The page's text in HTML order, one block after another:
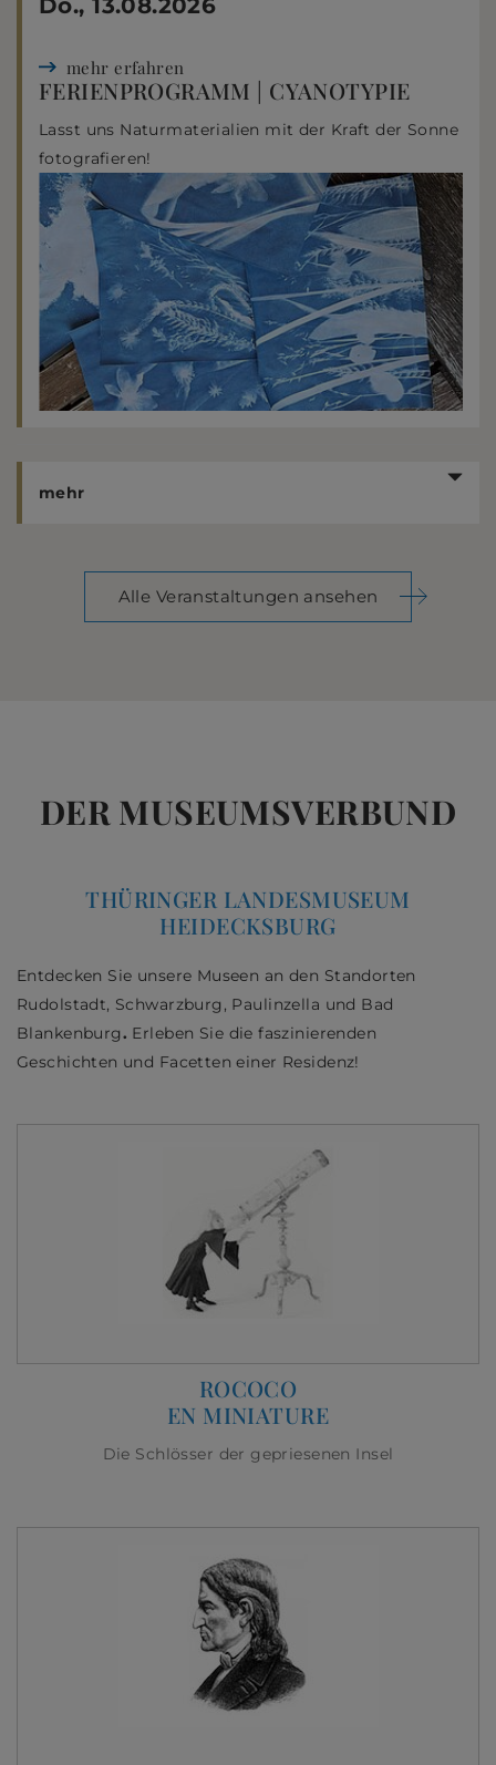
mehr erfahren
FERIENPROGRAMM | CYANOTYPIE
Lasst uns Naturmaterialien mit der Kraft der Sonne
fotografieren!
mehr
Alle Veranstaltungen ansehen
DER MUSEUMSVERBUND
THÜRINGER LANDESMUSEUM
HEIDECKSBURG
Entdecken Sie unsere Museen an den Standorten
Rudolstadt, Schwarzburg, Paulinzella und Bad
Blankenburg. Erleben Sie die faszinierenden
Geschichten und Facetten einer Residenz!
ROCOCO
EN MINIATURE
Die Schlösser der gepriesenen Insel